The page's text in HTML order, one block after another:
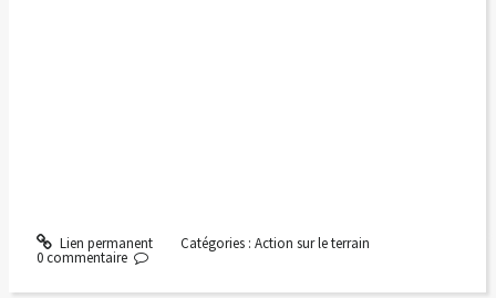
Lien permanent Catégories : Action sur le terrain
0 commentaire